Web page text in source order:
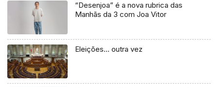
“Desenjoa” é a nova rubrica das
Manhãs da 3 com Joa Vitor
Eleições… outra vez